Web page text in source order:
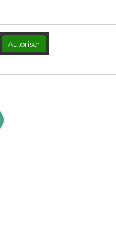
Autoriser